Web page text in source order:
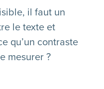
il faut un
le texte et
qu’un contraste
mesurer ?